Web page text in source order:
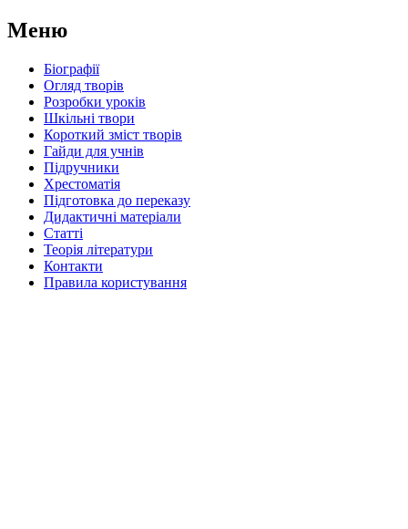
Меню
Біографії
Огляд творів
Розробки уроків
Шкільні твори
Короткий зміст творів
Гайди для учнів
Підручники
Хрестоматія
Підготовка до переказу
Дидактичні матеріали
Статті
Теорія літератури
Контакти
Правила користування